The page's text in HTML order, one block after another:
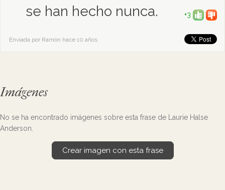
se han hecho nunca.
+3
Enviada por Ramón hace 10 años
Imágenes
No se ha encontrado imágenes sobre esta frase de Laurie Halse
Anderson.
Crear imagen con esta frase